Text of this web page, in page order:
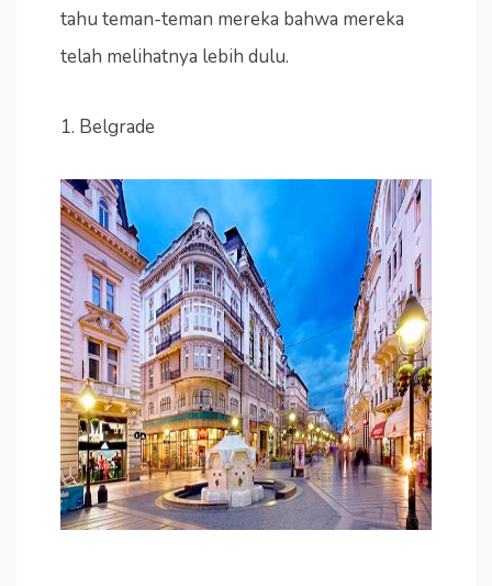
tahu teman-teman mereka bahwa mereka
telah melihatnya lebih dulu.
1. Belgrade